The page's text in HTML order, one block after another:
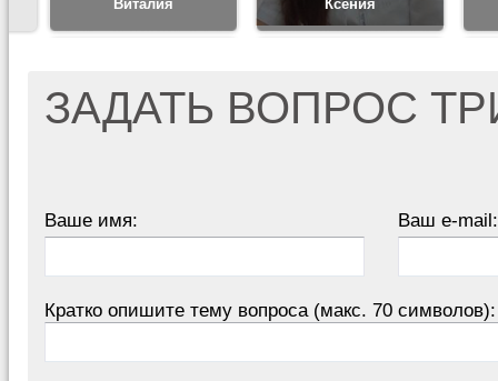
Виталия
Ксения
ЗАДАТЬ ВОПРОС
Ваше имя: Ваш e-mail:
Кратко опишите тему вопроса (макс. 70 символов):